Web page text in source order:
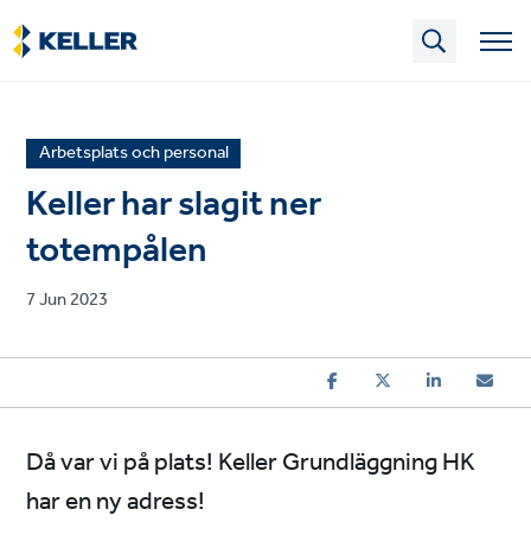
Skip
to
main
News
article
category
Arbetsplats och personal
Keller har slagit ner
totempålen
Published
7 Jun 2023
Då var vi på plats! Keller Grundläggning HK
har en ny adress!